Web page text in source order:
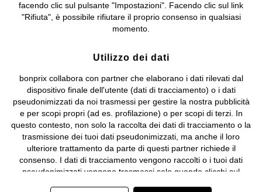
facendo clic sul pulsante "Impostazioni". Facendo clic sul link
"Rifiuta", è possibile rifiutare il proprio consenso in qualsiasi
momento.
Utilizzo dei dati
bonprix collabora con partner che elaborano i dati rilevati dal
dispositivo finale dell'utente (dati di tracciamento) o i dati
pseudonimizzati da noi trasmessi per gestire la nostra pubblicità
e per scopi propri (ad es. profilazione) o per scopi di terzi. In
questo contesto, non solo la raccolta dei dati di tracciamento o la
trasmissione dei tuoi dati pseudonimizzati, ma anche il loro
ulteriore trattamento da parte di questi partner richiede il
consenso. I dati di tracciamento vengono raccolti o i tuoi dati
pseudonimizzati vengono trasmessi solo quando clicchi sul